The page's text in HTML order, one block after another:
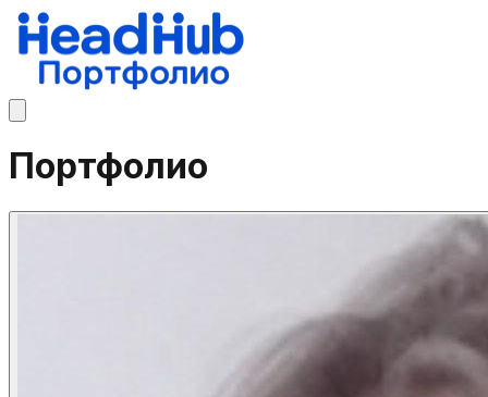
Портфолио